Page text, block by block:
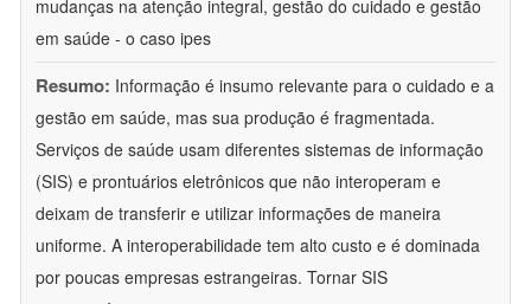
mudanças na atenção integral, gestão do cuidado e gestão
em saúde - o caso ipes
Resumo: Informação é insumo relevante para o cuidado e a
gestão em saúde, mas sua produção é fragmentada.
Serviços de saúde usam diferentes sistemas de informação
(SIS) e prontuários eletrônicos que não interoperam e
deixam de transferir e utilizar informações de maneira
uniforme. A interoperabilidade tem alto custo e é dominada
por poucas empresas estrangeiras. Tornar SIS